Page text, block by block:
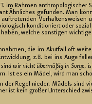
im Rah­men
Ähn­li­ches ge­fun­den. Man
kon­di­tio­niert oder
wel­che sons­ti­gen
die im Akut­fall oft
z.B. bei ins Auge
wir nicht über­mä­ßig in Sorge,
Ist es ein Mädel, wird man
der Regel nie­der: Mä­dels sind
ist kein gro­ßer Un­ter­schied